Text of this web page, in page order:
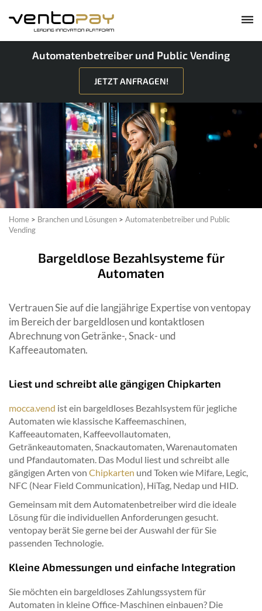
Automatenbetreiber und Public Vending
JETZT ANFRAGEN!
Home > Branchen und Lösungen > Automatenbetreiber und Public
Vending
Bargeldlose Bezahlsysteme für
Automaten
Vertrauen Sie auf die langjährige Expertise von ventopay
im Bereich der bargeldlosen und kontaktlosen
Abrechnung von Getränke-, Snack- und
Kaffeeautomaten.
Liest und schreibt alle gängigen Chipkarten
mocca.vend ist ein bargeldloses Bezahlsystem für jegliche
Automaten wie klassische Kaffeemaschinen,
Kaffeeautomaten, Kaffeevollautomaten,
Getränkeautomaten, Snackautomaten, Warenautomaten
und Pfandautomaten. Das Modul liest und schreibt alle
gängigen Arten von Chipkarten und Token wie Mifare, Legic,
NFC (Near Field Communication), HiTag, Nedap und HID.
Gemeinsam mit dem Automatenbetreiber wird die ideale
Lösung für die individuellen Anforderungen gesucht.
ventopay berät Sie gerne bei der Auswahl der für Sie
passenden Technologie.
Kleine Abmessungen und einfache Integration
Sie möchten ein bargeldloses Zahlungssystem für
Automaten in kleine Office-Maschinen einbauen? Die